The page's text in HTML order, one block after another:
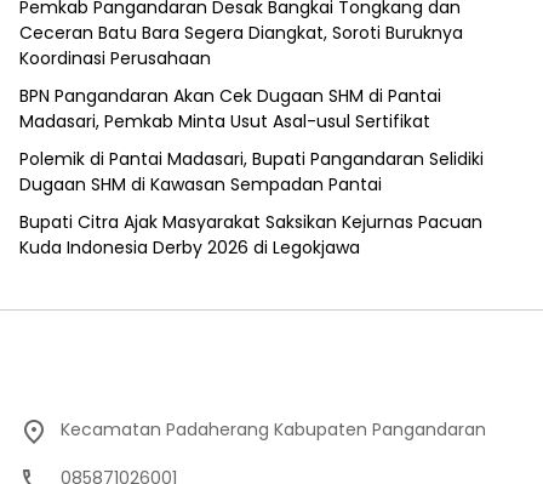
Pemkab Pangandaran Desak Bangkai Tongkang dan
Ceceran Batu Bara Segera Diangkat, Soroti Buruknya
Koordinasi Perusahaan
BPN Pangandaran Akan Cek Dugaan SHM di Pantai
Madasari, Pemkab Minta Usut Asal-usul Sertifikat
Polemik di Pantai Madasari, Bupati Pangandaran Selidiki
Dugaan SHM di Kawasan Sempadan Pantai
Bupati Citra Ajak Masyarakat Saksikan Kejurnas Pacuan
Kuda Indonesia Derby 2026 di Legokjawa
Kecamatan Padaherang Kabupaten Pangandaran
085871026001